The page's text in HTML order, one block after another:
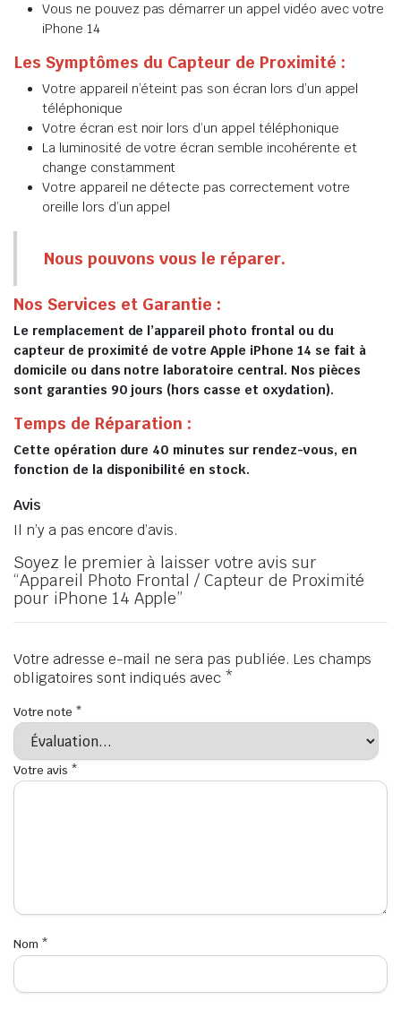
Vous ne pouvez pas démarrer un appel vidéo avec votre
iPhone 14
Les Symptômes du Capteur de Proximité :
Votre appareil n’éteint pas son écran lors d’un appel
téléphonique
Votre écran est noir lors d’un appel téléphonique
La luminosité de votre écran semble incohérente et
change constamment
Votre appareil ne détecte pas correctement votre
oreille lors d’un appel
Nous pouvons vous le réparer.
Nos Services et Garantie :
Le remplacement de l’appareil photo frontal ou du
capteur de proximité de votre Apple iPhone 14 se fait à
domicile ou dans notre laboratoire central. Nos pièces
sont garanties 90 jours (hors casse et oxydation).
Temps de Réparation :
Cette opération dure 40 minutes sur rendez-vous, en
fonction de la disponibilité en stock.
Avis
Il n’y a pas encore d’avis.
Soyez le premier à laisser votre avis sur
“Appareil Photo Frontal / Capteur de Proximité
pour iPhone 14 Apple”
Votre adresse e-mail ne sera pas publiée. Les champs
obligatoires sont indiqués avec *
Votre note *
Votre avis *
Nom *